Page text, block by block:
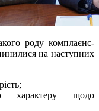
роду комплаєнс-
на наступних
характеру щодо